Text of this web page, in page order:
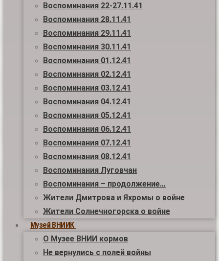
Воспоминания 22-27.11.41
Воспоминания 28.11.41
Воспоминания 29.11.41
Воспоминания 30.11.41
Воспоминания 01.12.41
Воспоминания 02.12.41
Воспоминания 03.12.41
Воспоминания 04.12.41
Воспоминания 05.12.41
Воспоминания 06.12.41
Воспоминания 07.12.41
Воспоминания 08.12.41
Воспоминания Луговчан
Воспоминания – продолжение…
Жители Дмитрова и Яхромы о войне
Жители Солнечногорска о войне
Музей ВНИИК
О Музее ВНИИ кормов
Не вернулись с полей войны